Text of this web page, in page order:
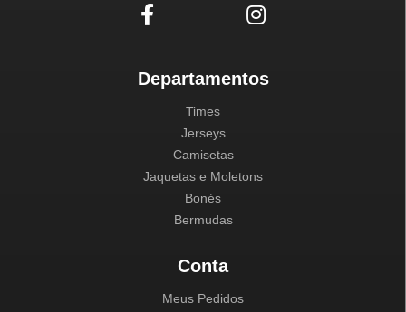
Departamentos
Times
Jerseys
Camisetas
Jaquetas e Moletons
Bonés
Bermudas
Conta
Meus Pedidos